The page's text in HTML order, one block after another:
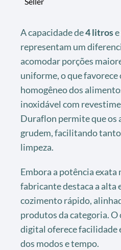
A capacidade de4 litros
representam um
acomodar porções
uniforme, o que
homogêneo dos
inoxidável com
Duraflon permite que os
grudem, facilitando
limpeza.
Embora a potência exata
fabricante destaca a alta
cozimento rápido,
produtos da categoria.
digital oferece facilidade
dos modos e tempo.